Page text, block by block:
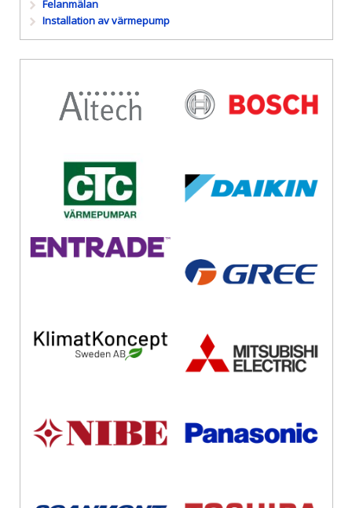
Felanmälan
Installation av värmepump